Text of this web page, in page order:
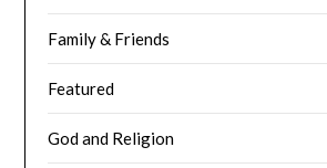
Family & Friends
Featured
God and Religion